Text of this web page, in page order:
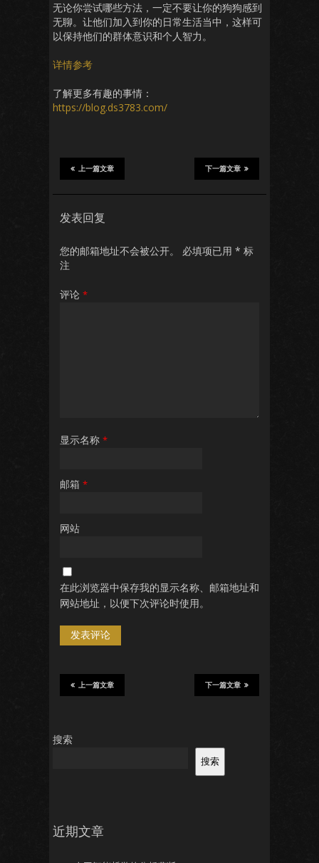
无论你尝试哪些方法，一定不要让你的狗狗感到
无聊。让他们加入到你的日常生活当中，这样可
以保持他们的群体意识和个人智力。
详情参考
了解更多有趣的事情：
https://blog.ds3783.com/
下一篇文章
上一篇文章
发表回复
您的邮箱地址不会被公开。 必填项已用 * 标
注
评论 *
显示名称 *
邮箱 *
网站
在此浏览器中保存我的显示名称、邮箱地址和
网站地址，以便下次评论时使用。
下一篇文章
上一篇文章
搜索
搜索
近期文章